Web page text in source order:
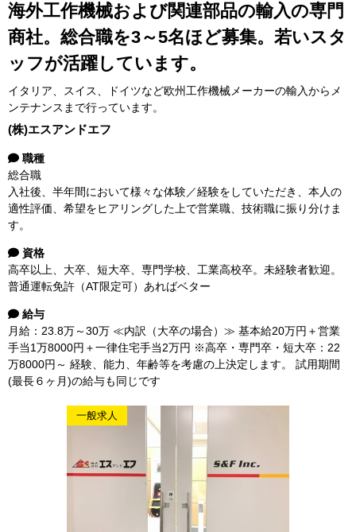
海外工作機械および関連部品の輸入の専門
商社。総合職を3～5名ほど募集。若いスタ
ッフが活躍しています。
イタリア、スイス、ドイツなど欧州工作機械メーカーの輸入からメ
ンテナンスまで行っています。
(株)エスアンドエフ
職種
総合職
入社後、半年間において様々な体験／経験をしていただき、本人の
適性評価、希望をヒアリングした上で営業職、技術職に振り分けま
す。
資格
高卒以上、大卒、短大卒、専門学校、工業高校卒。未経験者歓迎。
普通運転免許（AT限定可）あればベター
給与
月給：23.8万～30万 ≪内訳（大卒の場合）≫ 基本給20万円＋営業
手当1万8000円＋一律住宅手当2万円 ※高卒・専門卒・短大卒：22
万8000円～ 経験、能力、年齢等を考慮の上決定します。 試用期間
(最長６ヶ月)の給与も同じです
一般求人